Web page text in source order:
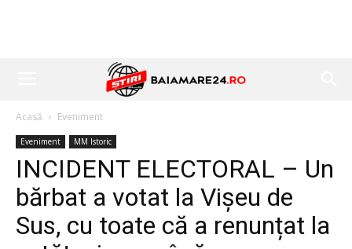
Acasă Eveniment
Eveniment MM Istoric
INCIDENT ELECTORAL – Un
bărbat a votat la Vișeu de
Sus, cu toate că a renunțat la